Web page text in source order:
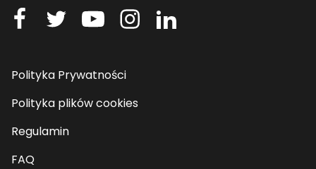
Polityka Prywatności
Polityka plików cookies
Regulamin
FAQ